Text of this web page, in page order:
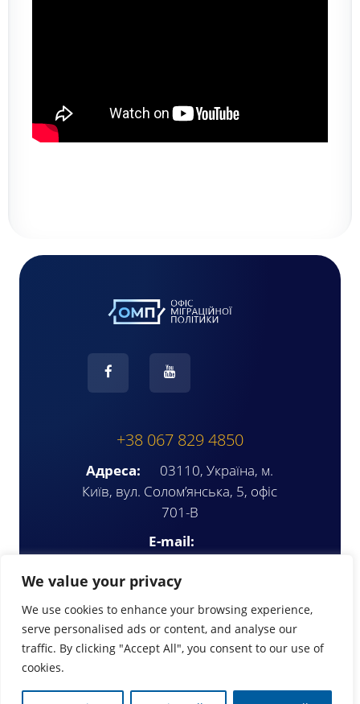
We value your privacy
We use cookies to enhance your browsing experience,
serve personalised ads or content, and analyse our
traffic. By clicking "Accept All", you consent to our use of
cookies.
+38 067 829 4850
Адреса:
03110, Україна, м.
Київ, вул. Солом’янська, 5, офіс
701-В
E-mail: